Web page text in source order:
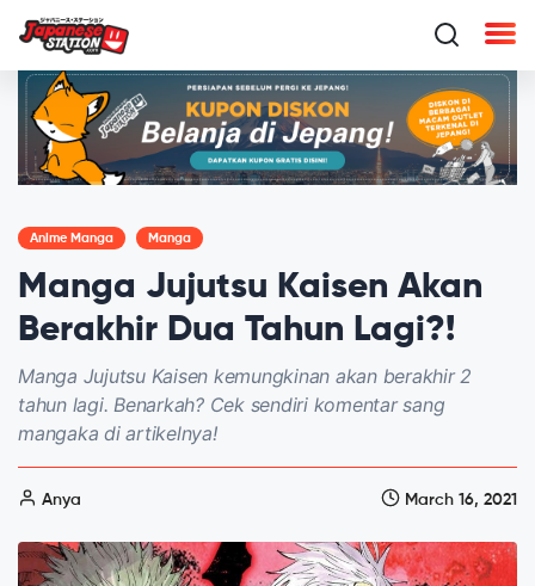
Anime Manga Manga
Manga Jujutsu Kaisen Akan
Berakhir Dua Tahun Lagi?!
Manga Jujutsu Kaisen kemungkinan akan berakhir 2
tahun lagi. Benarkah? Cek sendiri komentar sang
mangaka di artikelnya!
Anya March 16, 2021